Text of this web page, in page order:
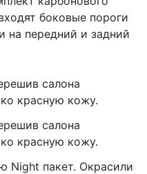
боковые пороги
на передний и задний
салона
красную кожу.
салона
красную кожу.
Night пакет. Окрасили